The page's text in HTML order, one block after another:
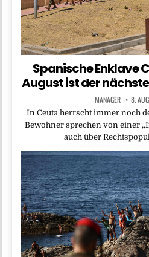
Spanische Enklave
August ist der
MANAGER 8.
In Ceuta herrscht immer noch
Bewohner sprechen von einer
auch über